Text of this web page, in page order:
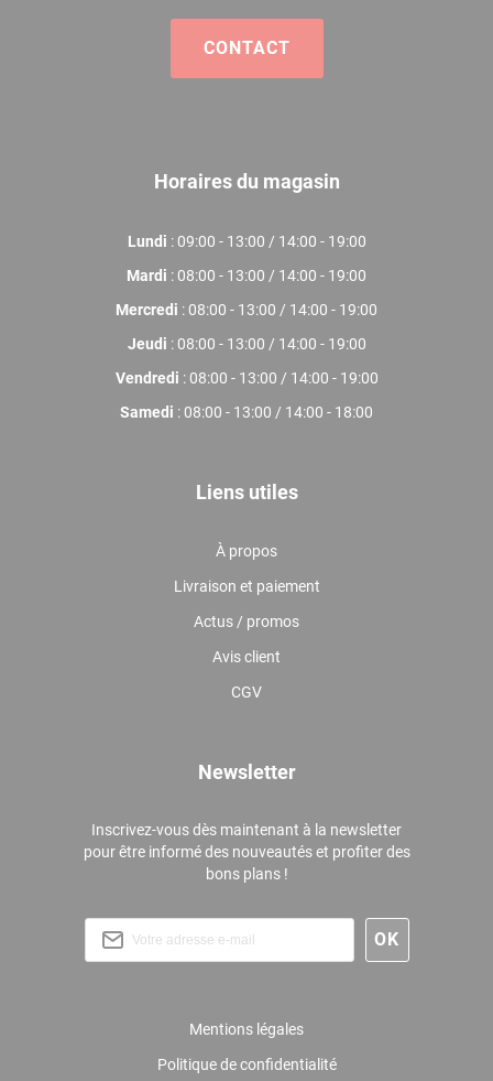
CONTACT
Horaires du magasin
Lundi : 09:00 - 13:00 / 14:00 - 19:00
Mardi : 08:00 - 13:00 / 14:00 - 19:00
Mercredi : 08:00 - 13:00 / 14:00 - 19:00
Jeudi : 08:00 - 13:00 / 14:00 - 19:00
Vendredi : 08:00 - 13:00 / 14:00 - 19:00
Samedi : 08:00 - 13:00 / 14:00 - 18:00
Liens utiles
À propos
Livraison et paiement
Actus / promos
Avis client
CGV
Newsletter
Inscrivez-vous dès maintenant à la newsletter
pour être informé des nouveautés et profiter des
bons plans !
Mentions légales
Politique de confidentialité